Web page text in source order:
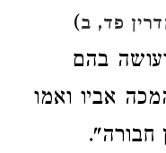
פד, ב)
בהם
אביו ואמו
חבורה".